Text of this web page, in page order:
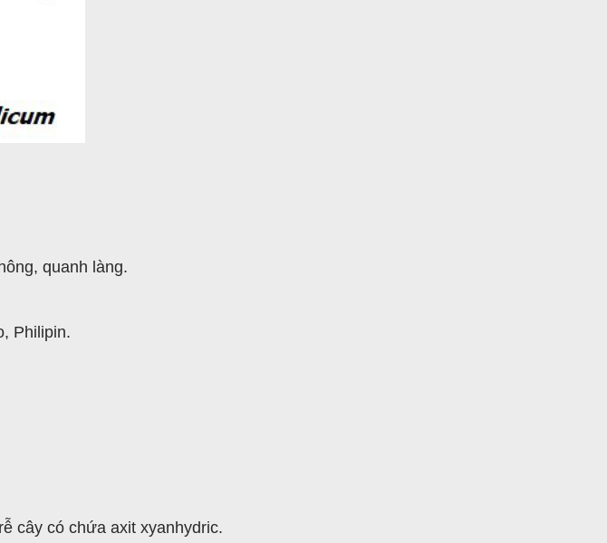
quanh làng.
Philipin.
cây có chứa axit xyanhydric.